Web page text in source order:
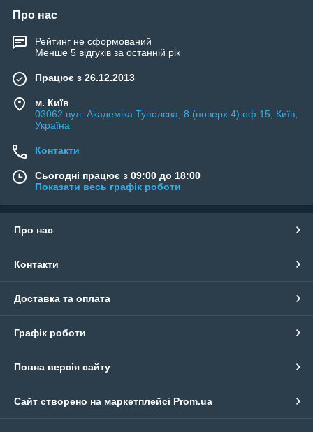
Про нас
Рейтинг не сформований
Менше 5 відгуків за останній рік
Працює з 26.12.2013
м. Київ
03062 вул. Академіка Туполєва, 8 (поверх 4) оф.15, Київ,
Україна
Контакти
Сьогодні працює з 09:00 до 18:00
Показати весь графік роботи
Про нас
Контакти
Доставка та оплата
Графік роботи
Повна версія сайту
Сайт створено на маркетплейсі Prom.ua